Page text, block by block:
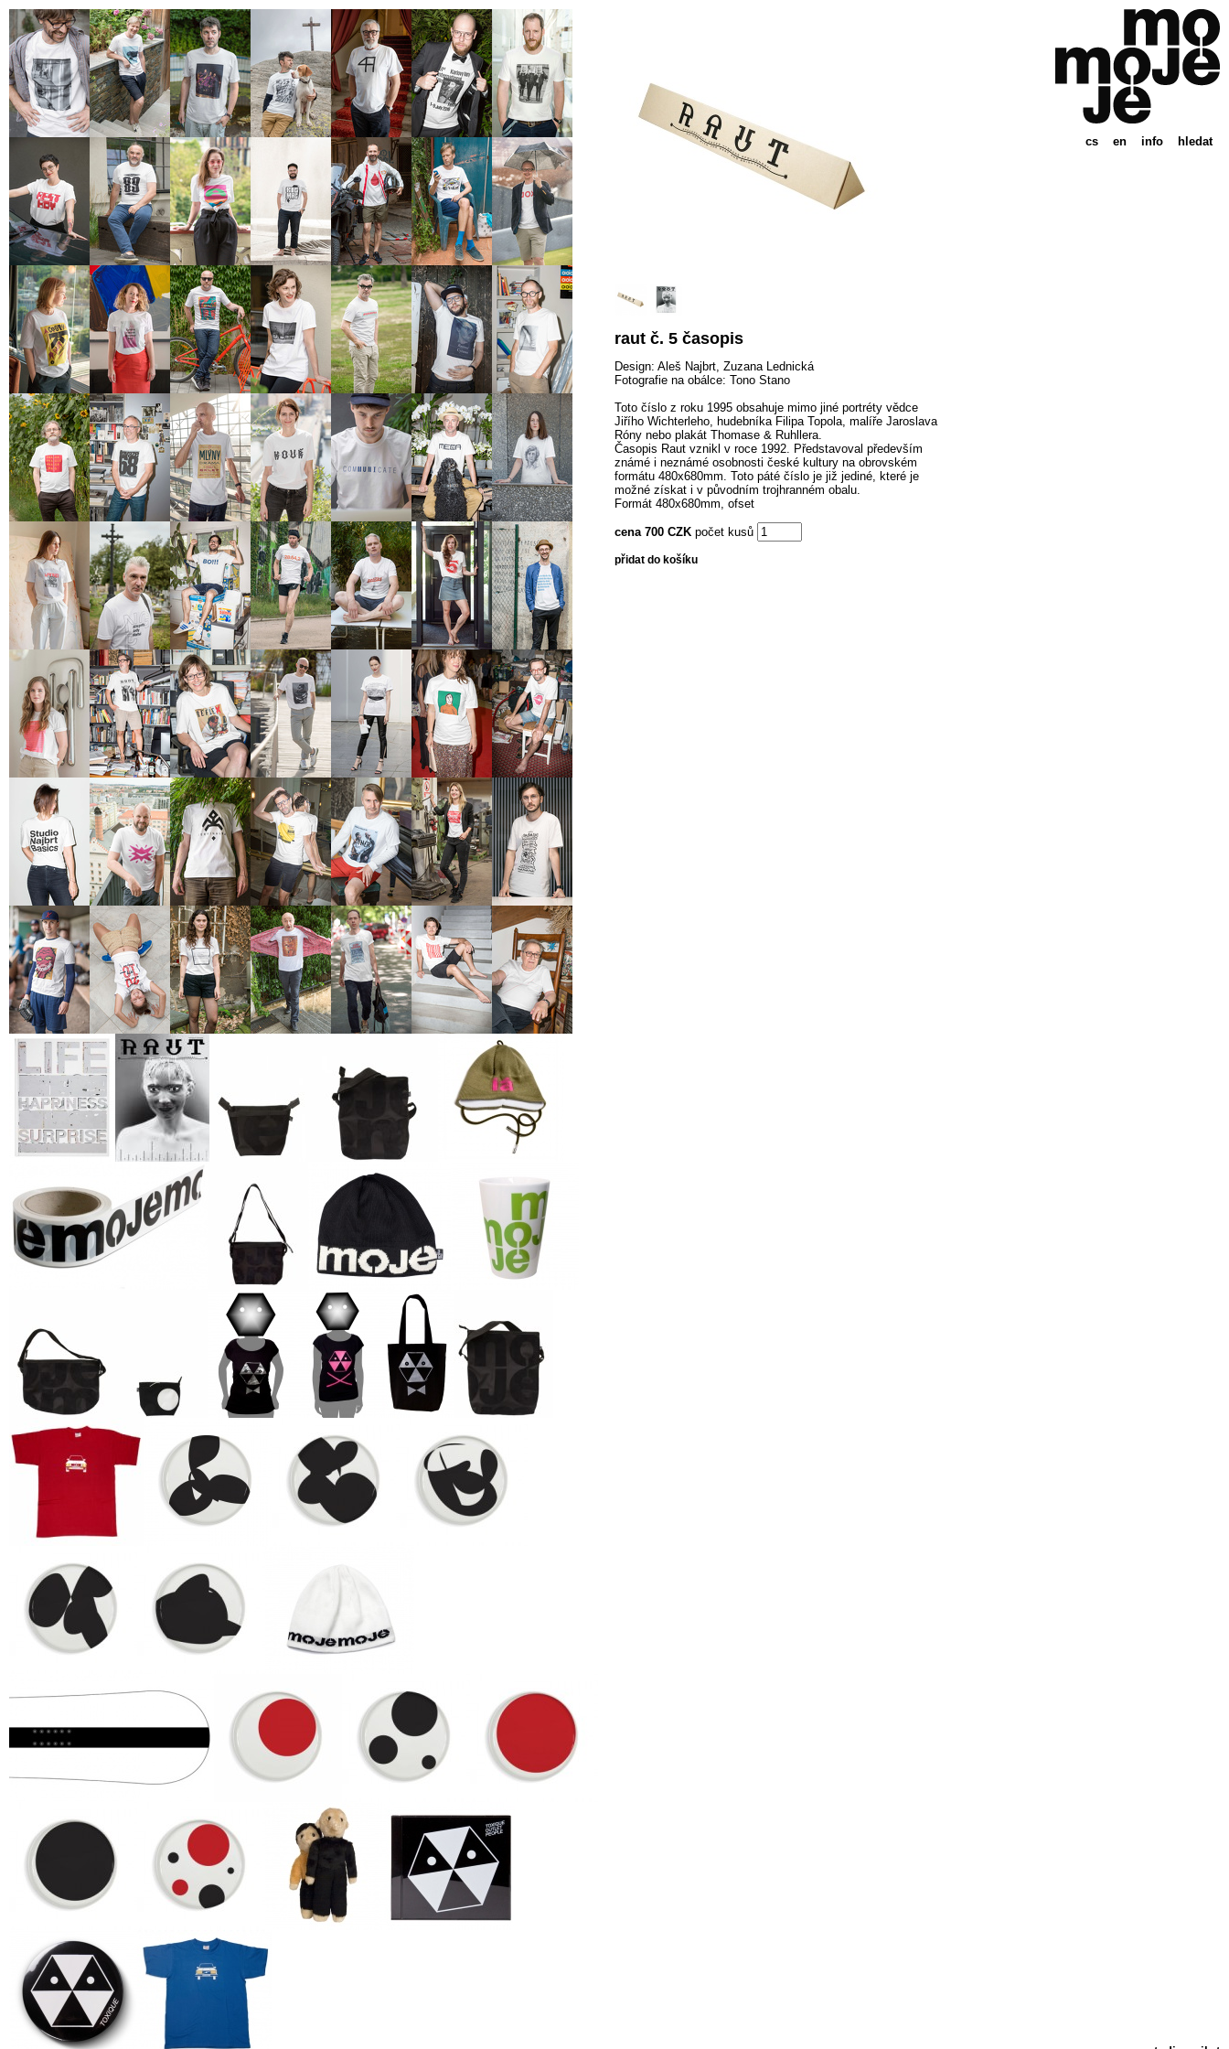
cs en info hledat
raut č. 5 časopis
Design: Aleš Najbrt, Zuzana Lednická
Fotografie na obálce: Tono Stano
Toto číslo z roku 1995 obsahuje mimo jiné portréty vědce
Jiřího Wichterleho, hudebníka Filipa Topola, malíře Jaroslava
Róny nebo plakát Thomase & Ruhllera.
Časopis Raut vznikl v roce 1992. Představoval především
známé i neznámé osobnosti české kultury na obrovském
formátu 480x680mm. Toto páté číslo je již jediné, které je
možné získat i v původním trojhranném obalu.
Formát 480x680mm, ofset
cena 700 CZK počet kusů
přidat do košíku